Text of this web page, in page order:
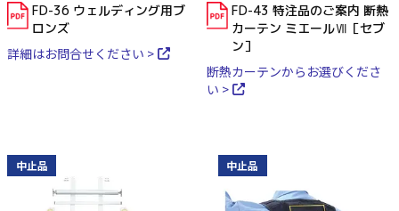
FD-36 ウェルディング用ブ
ロンズ
詳細はお問合せください >
FD-43 特注品のご案内 断熱
カーテン ミエールⅦ［セブ
ン］
断熱カーテンからお選びくださ
い >
中止品 中止品